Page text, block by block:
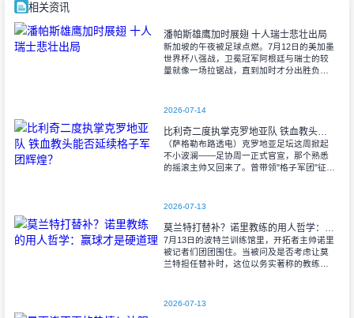
相关资讯
潘帕斯雄鹰加时展翅 十人瑞士悲壮出局
新加坡的午夜被足球点燃。7月12日的美加墨
世界杯八强战，卫冕冠军阿根廷与瑞士的较
量就像一场拉锯战，直到加时才分出胜负。
2026-07-14
比利奇二度执掌克罗地亚队 铁血教头能否延续格子军团辉煌？
（萨格勒布路透电）克罗地亚足坛这周掀起
不小波澜——足协周一正式官宣，那个熟悉
的摇滚主帅又回来了。曾带领"格子军团"征战
2026-07-13
莫兰特打替补？诺里教练的用人哲学：赢球才是硬道理
7月13日的波特兰训练馆里，开拓者主帅诺里
被记者们团团围住。当被问及是否考虑让莫
兰特担任替补时，这位以务实著称的教练露
2026-07-13